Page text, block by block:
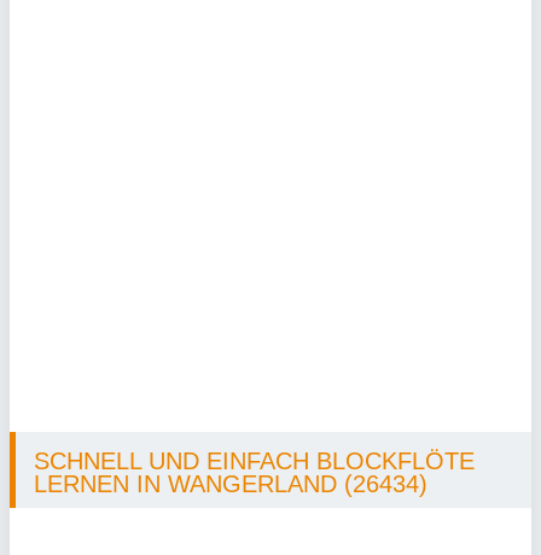
SCHNELL UND EINFACH BLOCKFLÖTE
LERNEN IN WANGERLAND (26434)